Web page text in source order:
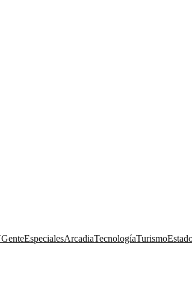
GenteEspecialesArcadiaTecnologíaTurismo